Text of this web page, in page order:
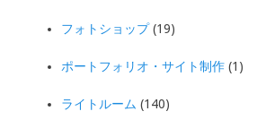
フォトショップ(19)
ポートフォリオ・サイト制作 (1)
ライトルーム (140)